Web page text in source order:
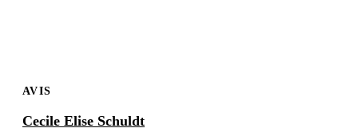
AVIS
Cecile Elise Schuldt